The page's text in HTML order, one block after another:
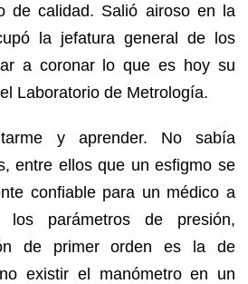
de calidad. Salió airoso en la
la jefatura general de los
a coronar lo que es hoy su
Laboratorio de Metrología.
y aprender. No sabía
entre ellos que un esfigmo se
confiable para un médico a
parámetros de presión,
de primer orden es la de
existir el manómetro en un